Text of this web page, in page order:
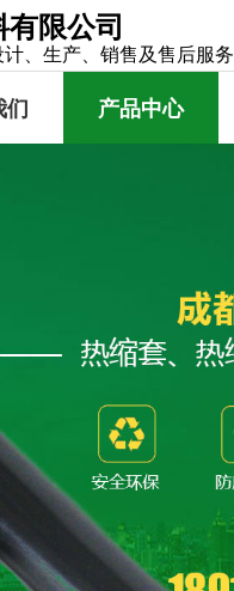
限公司
、生产、销售及售后服务
们 产品中心
冷缠带
补伤片
粘弹体
部分规格型号